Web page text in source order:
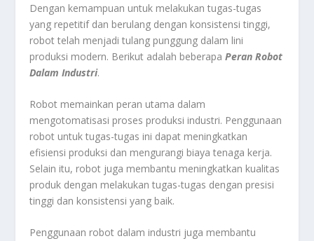
Dengan kemampuan untuk melakukan tugas-tugas
yang repetitif dan berulang dengan konsistensi tinggi,
robot telah menjadi tulang punggung dalam lini
produksi modern. Berikut adalah beberapaPeran Robot
Dalam Industri.
Robot memainkan peran utama dalam
mengotomatisasi proses produksi industri. Penggunaan
robot untuk tugas-tugas ini dapat meningkatkan
efisiensi produksi dan mengurangi biaya tenaga kerja.
Selain itu, robot juga membantu meningkatkan kualitas
produk dengan melakukan tugas-tugas dengan presisi
tinggi dan konsistensi yang baik.
Penggunaan robot dalam industri juga membantu